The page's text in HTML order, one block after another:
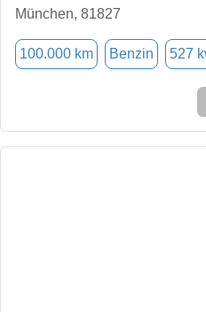
München, 81827
100.000 km Benzin 527